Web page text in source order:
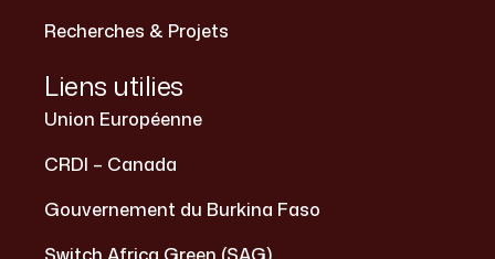
Recherches & Projets
Liens utilies
Union Européenne
CRDI – Canada
Gouvernement du Burkina Faso